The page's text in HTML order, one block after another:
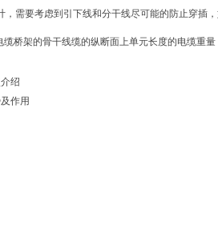
，需要考虑到引下线和分干线尽可能的防止穿插
桥架的骨干线缆的纵断面上单元长度的电缆重量
绍
作用